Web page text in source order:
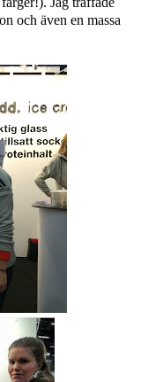
och även en massa